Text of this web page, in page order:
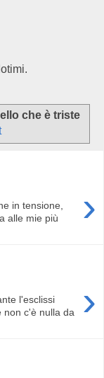
che è triste
›
in tensione,
alle mie più
›
l'esclissi
non c'è nulla da